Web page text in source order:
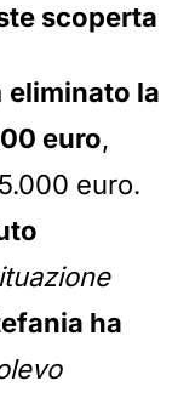
scoperta
eliminato la
euro,
euro.
ha